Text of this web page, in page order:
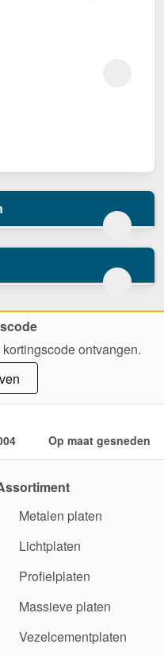
ontvangen.
Op maat gesneden
Metalen platen
Lichtplaten
Profielplaten
Massieve platen
Vezelcementplaten